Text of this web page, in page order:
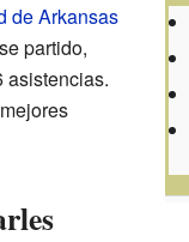
de Arkansas
partido,
asistencias.